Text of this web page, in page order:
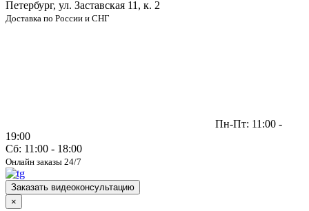
Петербург, ул. Заставская 11, к. 2
Доставка по России и СНГ
Пн-Пт: 11:00 -
19:00
Сб: 11:00 - 18:00
Онлайн заказы 24/7
Заказать видеоконсультацию
×